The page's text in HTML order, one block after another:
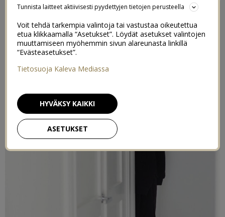
Tunnista laitteet aktiivisesti pyydettyjen tietojen perusteella
Voit tehdä tarkempia valintoja tai vastustaa oikeutettua
etua klikkaamalla “Asetukset”. Löydät asetukset valintojen
muuttamiseen myöhemmin sivun alareunasta linkillä
“Evästeasetukset”.
Tietosuoja Kaleva Mediassa
ASETUKSET
HYVÄKSY KAIKKI